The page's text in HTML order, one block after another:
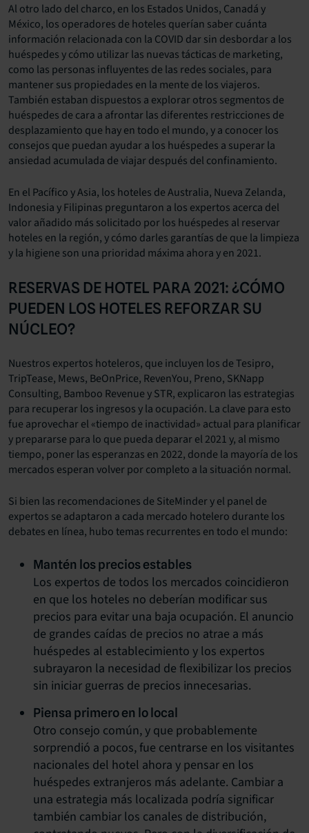
Al otro lado del charco, en los Estados Unidos, Canadá y
México, los operadores de hoteles querían saber cuánta
información relacionada con la COVID dar sin desbordar a los
huéspedes y cómo utilizar las nuevas tácticas de marketing,
como las personas influyentes de las redes sociales, para
mantener sus propiedades en la mente de los viajeros.
También estaban dispuestos a explorar otros segmentos de
huéspedes de cara a afrontar las diferentes restricciones de
desplazamiento que hay en todo el mundo, y a conocer los
consejos que puedan ayudar a los huéspedes a superar la
ansiedad acumulada de viajar después del confinamiento.
En el Pacífico y Asia, los hoteles de Australia, Nueva Zelanda,
Indonesia y Filipinas preguntaron a los expertos acerca del
valor añadido más solicitado por los huéspedes al reservar
hoteles en la región, y cómo darles garantías de que la limpieza
y la higiene son una prioridad máxima ahora y en 2021.
RESERVAS DE HOTEL PARA 2021: ¿CÓMO
PUEDEN LOS HOTELES REFORZAR SU
NÚCLEO?
Nuestros expertos hoteleros, que incluyen los de Tesipro,
TripTease, Mews, BeOnPrice, RevenYou, Preno, SKNapp
Consulting, Bamboo Revenue y STR, explicaron las estrategias
para recuperar los ingresos y la ocupación. La clave para esto
fue aprovechar el «tiempo de inactividad» actual para planificar
y prepararse para lo que pueda deparar el 2021 y, al mismo
tiempo, poner las esperanzas en 2022, donde la mayoría de los
mercados esperan volver por completo a la situación normal.
Si bien las recomendaciones de SiteMinder y el panel de
expertos se adaptaron a cada mercado hotelero durante los
debates en línea, hubo temas recurrentes en todo el mundo:
Mantén los precios estables
Los expertos de todos los mercados coincidieron
en que los hoteles no deberían modificar sus
precios para evitar una baja ocupación. El anuncio
de grandes caídas de precios no atrae a más
huéspedes al establecimiento y los expertos
subrayaron la necesidad de flexibilizar los precios
sin iniciar guerras de precios innecesarias.
Piensa primero en lo local
Otro consejo común, y que probablemente
sorprendió a pocos, fue centrarse en los visitantes
nacionales del hotel ahora y pensar en los
huéspedes extranjeros más adelante. Cambiar a
una estrategia más localizada podría significar
también cambiar los canales de distribución,